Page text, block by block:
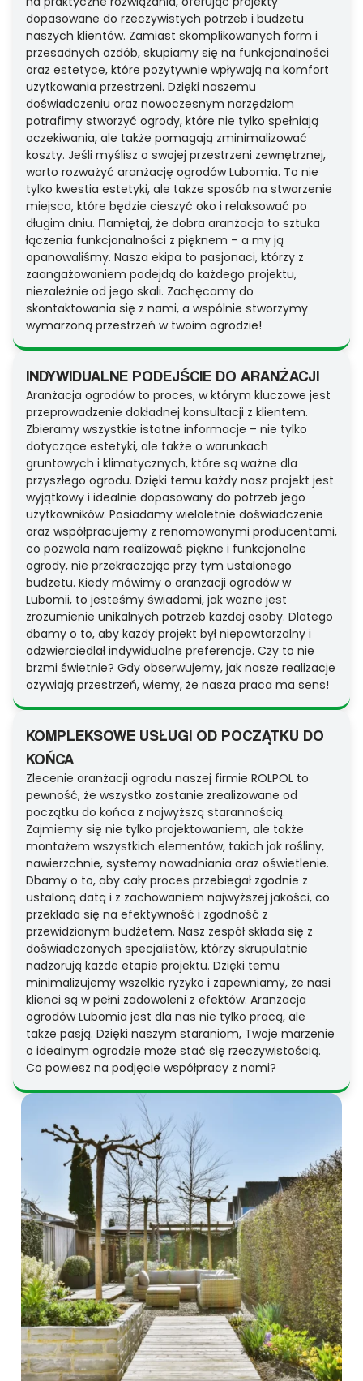
dopasowane do rzeczywistych potrzeb i budżetu
naszych klientów. Zamiast skomplikowanych form i
przesadnych ozdób, skupiamy się na funkcjonalności
oraz estetyce, które pozytywnie wpływają na komfort
użytkowania przestrzeni. Dzięki naszemu
doświadczeniu oraz nowoczesnym narzędziom
potrafimy stworzyć ogrody, które nie tylko spełniają
oczekiwania, ale także pomagają zminimalizować
koszty. Jeśli myślisz o swojej przestrzeni zewnętrznej,
warto rozważyć aranżację ogrodów Lubomia. To nie
tylko kwestia estetyki, ale także sposób na stworzenie
miejsca, które będzie cieszyć oko i relaksować po
długim dniu. Пamiętaj, że dobra aranżacja to sztuka
łączenia funkcjonalności z pięknem – a my ją
opanowaliśmy. Nasza ekipa to pasjonaci, którzy z
zaangażowaniem podejdą do każdego projektu,
niezależnie od jego skali. Zachęcamy do
skontaktowania się z nami, a wspólnie stworzymy
wymarzoną przestrzeń w twoim ogrodzie!
INDYWIDUALNE PODEJŚCIE DO ARANŻACJI
Aranżacja ogrodów to proces, w którym kluczowe jest
przeprowadzenie dokładnej konsultacji z klientem.
Zbieramy wszystkie istotne informacje – nie tylko
dotyczące estetyki, ale także o warunkach
gruntowych i klimatycznych, które są ważne dla
przyszłego ogrodu. Dzięki temu każdy nasz projekt jest
wyjątkowy i idealnie dopasowany do potrzeb jego
użytkowników. Posiadamy wieloletnie doświadczenie
oraz współpracujemy z renomowanymi producentami,
co pozwala nam realizować piękne i funkcjonalne
ogrody, nie przekraczając przy tym ustalonego
budżetu. Kiedy mówimy o aranżacji ogrodów w
Lubomii, to jesteśmy świadomi, jak ważne jest
zrozumienie unikalnych potrzeb każdej osoby. Dlatego
dbamy o to, aby każdy projekt był niepowtarzalny i
odzwierciedlał indywidualne preferencje. Czy to nie
brzmi świetnie? Gdy obserwujemy, jak nasze realizacje
ożywiają przestrzeń, wiemy, że nasza praca ma sens!
KOMPLEKSOWE USŁUGI OD POCZĄTKU DO
KOŃCA
Zlecenie aranżacji ogrodu naszej firmie ROLPOL to
pewność, że wszystko zostanie zrealizowane od
początku do końca z najwyższą starannością.
Zajmiemy się nie tylko projektowaniem, ale także
montażem wszystkich elementów, takich jak rośliny,
nawierzchnie, systemy nawadniania oraz oświetlenie.
Dbamy o to, aby cały proces przebiegał zgodnie z
ustaloną datą i z zachowaniem najwyższej jakości, co
przekłada się na efektywność i zgodność z
przewidzianym budżetem. Nasz zespół składa się z
doświadczonych specjalistów, którzy skrupulatnie
nadzorują każde etapie projektu. Dzięki temu
minimalizujemy wszelkie ryzyko i zapewniamy, że nasi
klienci są w pełni zadowoleni z efektów. Aranżacja
ogrodów Lubomia jest dla nas nie tylko pracą, ale
także pasją. Dzięki naszym staraniom, Twoje marzenie
o idealnym ogrodzie może stać się rzeczywistością.
Co powiesz na podjęcie współpracy z nami?